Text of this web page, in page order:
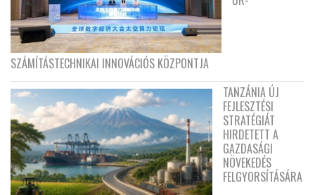
SZÁMÍTÁSTECHNIKAI INNOVÁCIÓS KÖZPONTJA
TANZÁNIA ÚJ
FEJLESZTÉSI
STRATÉGIÁT
HIRDETETT A
GAZDASÁGI
NÖVEKEDÉS
FELGYORSÍTÁSÁRA